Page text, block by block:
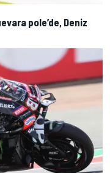
pole’de, Deniz